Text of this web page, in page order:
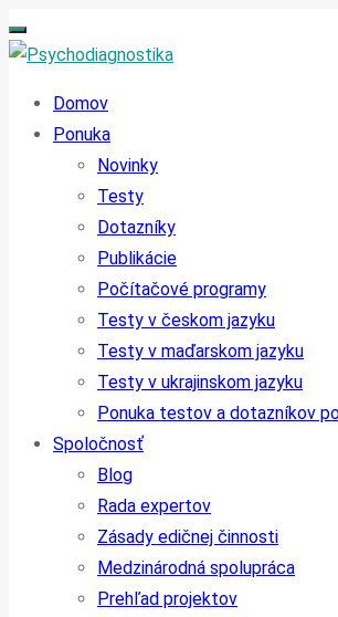
Domov
Ponuka
Novinky
Testy
Dotazníky
Publikácie
Počítačové programy
Testy v českom jazyku
Testy v maďarskom jazyku
Testy v ukrajinskom jazyku
Ponuka testov a dotazníkov
Spoločnosť
Blog
Rada expertov
Zásady edičnej činnosti
Medzinárodná spolupráca
Prehľad projektov